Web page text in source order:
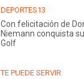
DEPORTES13
Con felicitación de
Niemann conquista
Golf
TE PUEDE SERVIR